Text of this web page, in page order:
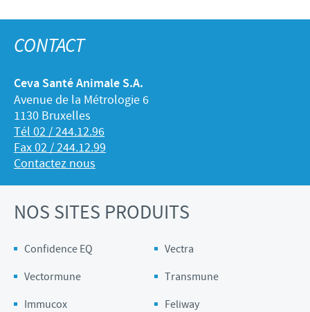
CONTACT
Ceva Santé Animale S.A.
Avenue de la Métrologie 6
1130 Bruxelles
Tél 02 / 244.12.96
Fax 02 / 244.12.99
Contactez nous
NOS SITES PRODUITS
Confidence EQ
Vectra
Vectormune
Transmune
Immucox
Feliway